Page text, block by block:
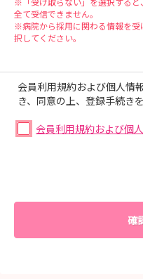
全て受信できません。
※病院から採用に関わる情報を
択してください。
会員利用規約および個人情
き、同意の上、登録手続き
会員利用規約および個
確